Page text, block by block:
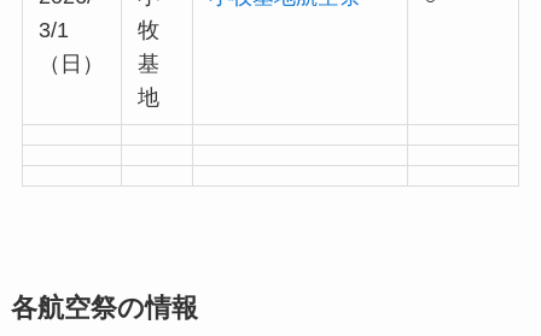
3/1
（日）
牧
基
地
各航空祭の情報